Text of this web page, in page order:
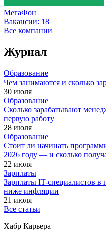
МегаФон
Вакансии: 18
Все компании
Журнал
Образование
Чем занимаются и сколько
30 июля
Образование
Сколько зарабатывают
первую работу
28 июля
Образование
Стоит ли начинать
2026 году — и сколько
22 июля
Зарплаты
Зарплаты IT-специалистов в
ниже инфляции
21 июля
Все статьи
Хабр Карьера